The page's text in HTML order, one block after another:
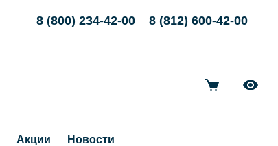
8 (800) 234-42-00 8 (812) 600-42-00
Акции Новости